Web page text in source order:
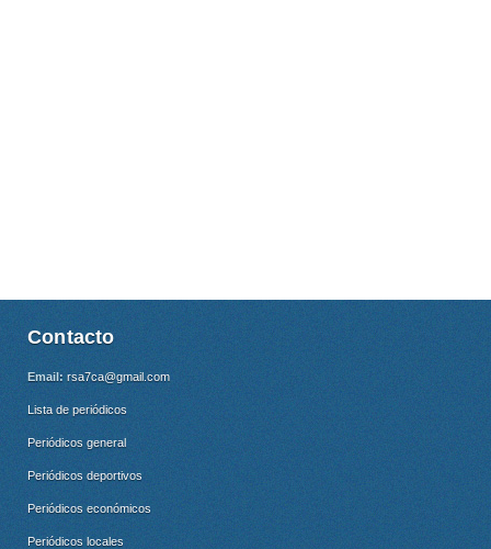
Contacto
Email: rsa7ca@gmail.com
Lista de periódicos
Periódicos general
Periódicos deportivos
Periódicos económicos
Periódicos locales